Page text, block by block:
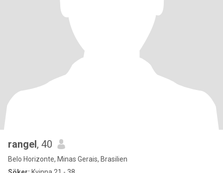
rangel, 40
Belo Horizonte, Minas Gerais, Brasilien